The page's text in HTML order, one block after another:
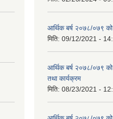
आर्थिक बर्ष २०७८/०७९ को
मिति: 09/12/2021 -
आर्थिक बर्ष २०७८/०७९ को
तथा कार्यक्रम
मिति: 08/23/2021 -